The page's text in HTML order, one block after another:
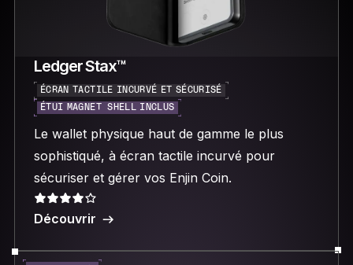
Ledger Stax™
ÉCRAN TACTILE INCURVÉ ET SÉCURISÉ
ÉTUI MAGNET SHELL INCLUS
Le wallet physique haut de gamme le plus
sophistiqué, à écran tactile incurvé pour
sécuriser et gérer vos Enjin Coin.
Découvrir